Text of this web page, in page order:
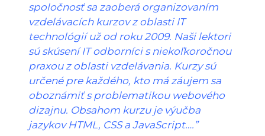
spoločnosť sa zaoberá organizovaním
vzdelávacích kurzov z oblasti IT
technológií už od roku 2009. Naši lektori
sú skúsení IT odborníci s niekoľkoročnou
praxou z oblasti vzdelávania. Kurzy sú
určené pre každého, kto má záujem sa
oboznámiť s problematikou webového
dizajnu. Obsahom kurzu je výučba
jazykov HTML, CSS a JavaScript….”